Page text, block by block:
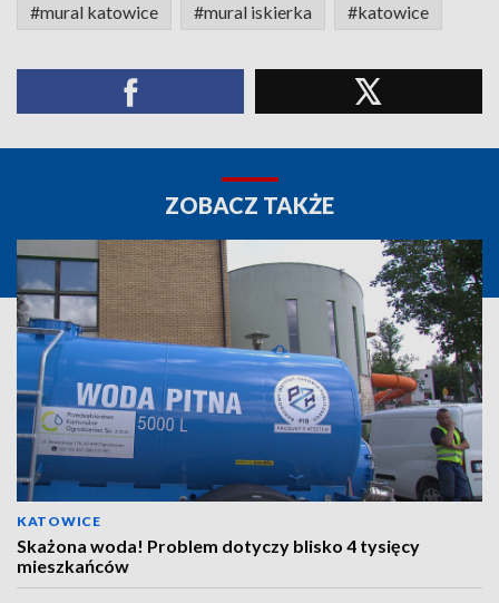
#mural katowice #mural iskierka #katowice
ZOBACZ TAKŻE
KATOWICE
Skażona woda! Problem dotyczy blisko 4 tysięcy
mieszkańców